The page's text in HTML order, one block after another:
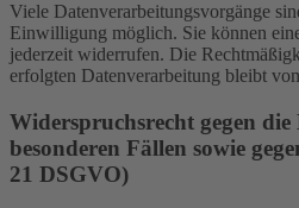
Viele Datenverarbeitungsvorgänge
Einwilligung möglich. Sie können
jederzeit widerrufen. Die
erfolgten Datenverarbeitung bleibt
Widerspruchsrecht gegen
besonderen Fällen sowie
21 DSGVO)